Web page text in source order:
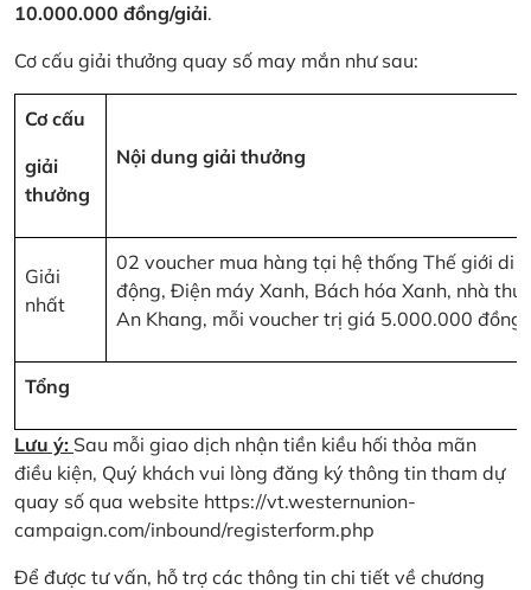
10.000.000 đồng/giải.
Cơ cấu giải thưởng quay số may mắn như sau:
Cơ cấu
giải
thưởng
Nội dung giải thưởng
Giải
nhất
02 voucher mua hàng tại hệ thống Thế giới di
động, Điện máy Xanh, Bách hóa Xanh, nhà
An Khang, mỗi voucher trị giá 5.000.000 đồng
Tổng
Lưu ý: Sau mỗi giao dịch nhận tiền kiều hối thỏa mãn
điều kiện, Quý khách vui lòng đăng ký thông tin tham dự
quay số qua website https://vt.westernunion-
campaign.com/inbound/registerform.php
Để được tư vấn, hỗ trợ các thông tin chi tiết về chương